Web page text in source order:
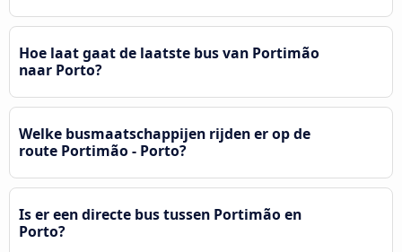
Hoe laat gaat de laatste bus van Portimão
naar Porto?
Welke busmaatschappijen rijden er op de
route Portimão - Porto?
Is er een directe bus tussen Portimão en
Porto?